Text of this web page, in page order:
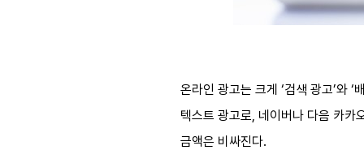
온라인 광고는 크게 ‘검색 광고’와
텍스트 광고로, 네이버나 다음 카카
금액은 비싸진다.